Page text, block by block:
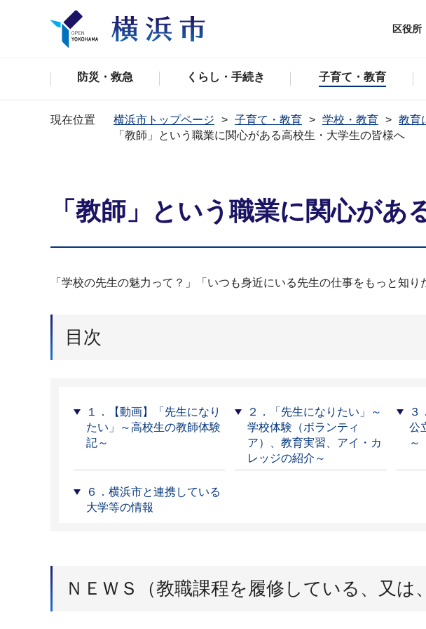
区役所
防災・救急 くらし・手続き 子育て・教育
現在位置 横浜市トップページ 子育て・教育 学校・教育 教育
「教師」という職業に関心がある高校生・大学生の皆様へ
「教師」という職業に関心が
「学校の先生の魅力って？」「いつも身近にいる先生の仕事をもっと知
目次
１．【動画】「先生になり
たい」～高校生の教師体験
記～
２．「先生になりたい」～
学校体験（ボランティ
ア）、教育実習、アイ・カ
レッジの紹介～
３
公
～
６．横浜市と連携している
大学等の情報
ＮＥＷＳ（教職課程を履修している、又は